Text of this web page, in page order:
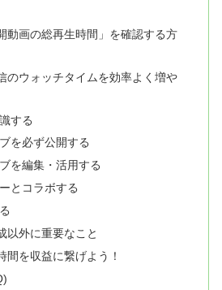
動画の総再生時間」を確認する方
のウォッチタイムを効率よく増や
する
を必ず公開する
を編集・活用する
とコラボする
以外に重要なこと
間を収益に繋げよう！